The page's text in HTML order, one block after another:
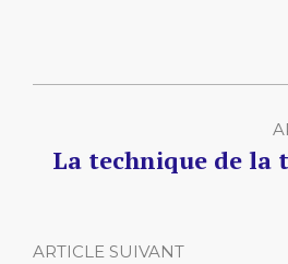
La technique de la
ARTICLE SUIVANT